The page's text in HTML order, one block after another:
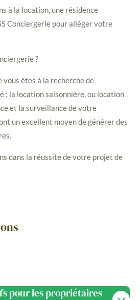
à la location, une résidence
Conciergerie pour alléger votre
?
êtes à la recherche de
: la location saisonnière, ou location
et la surveillance de votre
un excellent moyen de générer des
dans la réussite de votre projet de
pour les propriétaires